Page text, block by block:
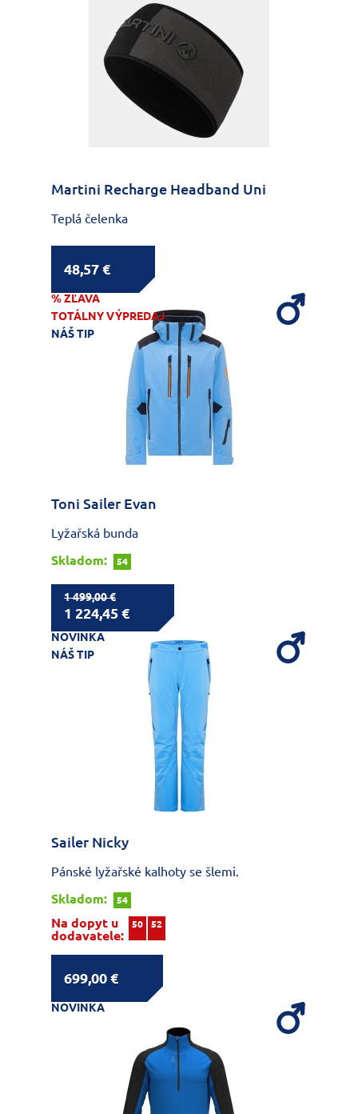
Martini Recharge Headband Uni
Teplá čelenka
48,57 €
% ZĽAVA
TOTÁLNY VÝPREDAJ
NÁŠ TIP
Toni Sailer Evan
Lyžařská bunda
Skladom:
54
1 499,00 €
1 224,45 €
NOVINKA
NÁŠ TIP
Sailer Nicky
Pánské lyžařské kalhoty se šlemi.
Skladom:
54
Na dopyt u
dodavatele:
50 52
699,00 €
NOVINKA